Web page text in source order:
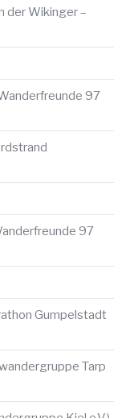
der Wikinger –
97
97
Gumpelstadt
Tarp